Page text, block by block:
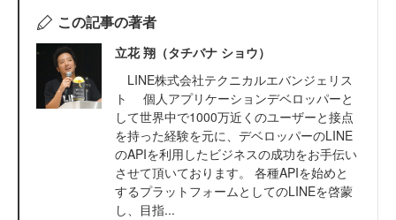
この記事の著者
立花 翔（タチバナ ショウ）
LINE株式会社テクニカルエバンジェリス
ト 個人アプリケーションデベロッパーと
して世界中で1000万近くのユーザーと接点
を持った経験を元に、デベロッパーのLINE
のAPIを利用したビジネスの成功をお手伝い
させて頂いております。 各種APIを始めと
するプラットフォームとしてのLINEを啓蒙
し、目指...